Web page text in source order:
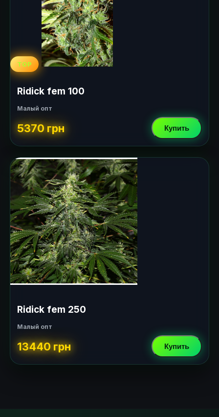
TOP
Ridick fem 100
Малый опт
5370 грн Купить
Ridick fem 250
Малый опт
13440 грн Купить